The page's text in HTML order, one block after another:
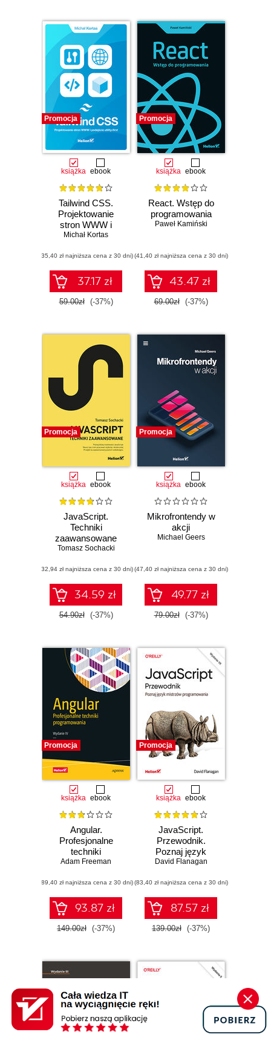
Promocja
książka ebook
Tailwind CSS.
Projektowanie
stron WWW i
podejście utility-
Michał Kortas
(35,40 zł najniższa cena z 30 dni)
37.17 zł
59.00zł (-37%)
Promocja
książka ebook
React. Wstęp do
programowania
Paweł Kamiński
(41,40 zł najniższa cena z 30 dni)
43.47 zł
69.00zł (-37%)
Promocja
książka ebook
JavaScript.
Techniki
zaawansowane
Tomasz Sochacki
(32,94 zł najniższa cena z 30 dni)
34.59 zł
54.90zł (-37%)
Promocja
książka ebook
Mikrofrontendy w
akcji
Michael Geers
(47,40 zł najniższa cena z 30 dni)
49.77 zł
79.00zł (-37%)
Promocja
książka ebook
Angular.
Profesjonalne
techniki
programowania.
Adam Freeman
(89,40 zł najniższa cena z 30 dni)
93.87 zł
149.00zł (-37%)
Promocja
książka ebook
JavaScript.
Przewodnik.
Poznaj język
mistrzów
Wydanie VII
David Flanagan
(83,40 zł najniższa cena z 30 dni)
87.57 zł
139.00zł (-37%)